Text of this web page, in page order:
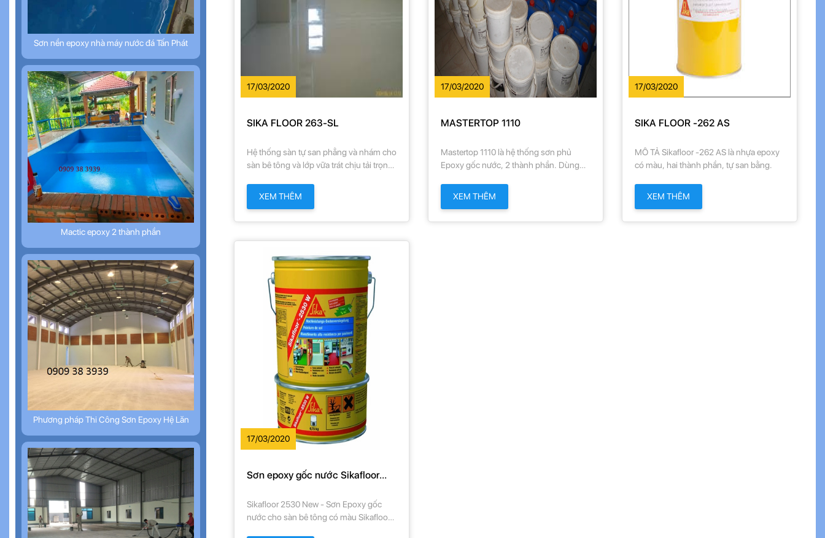
Sơn nền epoxy nhà máy nước đá Tấn Phát
Mactic epoxy 2 thành phần
Phương pháp Thi Công Sơn Epoxy Hệ Lăn
17/03/2020
SIKA FLOOR 263-SL
Hệ thống sàn tự san phẳng và nhám cho
sàn bê tông và lớp vữa trát chịu tải trọng
trường, nhà xưởng, gara, đường có mái
thực phẩm, xưởng bảo dưỡng máy
XEM THÊM
17/03/2020
MASTERTOP 1110
Mastertop 1110 là hệ thống sơn phủ
Epoxy gốc nước, 2 thành phần. Dùng
XEM THÊM
17/03/2020
SIKA FLOOR -262 AS
MÔ TẢ Sikafloor -262 AS là nhựa epoxy
có màu, hai thành phần, tự san bằng.
XEM THÊM
17/03/2020
Sơn epoxy gốc nước Sikafloor
Sikafloor 2530 New - Sơn Epoxy gốc
nước cho sàn bê tông có màu Sikafloor